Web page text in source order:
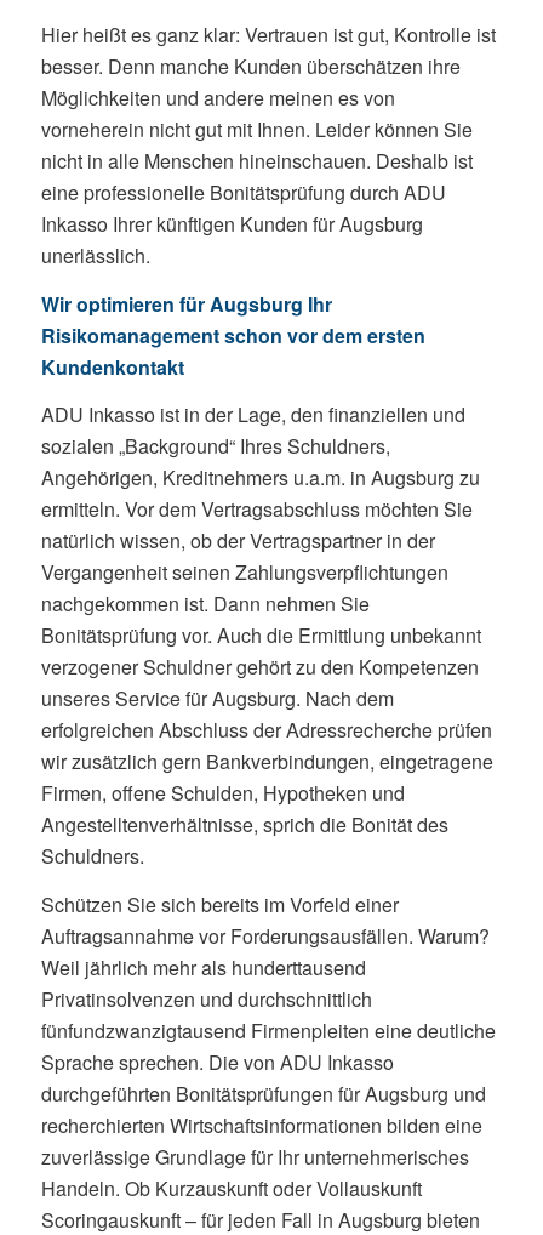
Hier heißt es ganz klar: Vertrauen ist gut, Kontrolle ist
besser. Denn manche Kunden überschätzen ihre
Möglichkeiten und andere meinen es von
vorneherein nicht gut mit Ihnen. Leider können Sie
nicht in alle Menschen hineinschauen. Deshalb ist
eine professionelle Bonitätsprüfung durch ADU
Inkasso Ihrer künftigen Kunden für Augsburg
unerlässlich.
Wir optimieren für Augsburg Ihr
Risikomanagement schon vor dem ersten
Kundenkontakt
ADU Inkasso ist in der Lage, den finanziellen und
sozialen „Background“ Ihres Schuldners,
Angehörigen, Kreditnehmers u.a.m. in Augsburg zu
ermitteln. Vor dem Vertragsabschluss möchten Sie
natürlich wissen, ob der Vertragspartner in der
Vergangenheit seinen Zahlungsverpflichtungen
nachgekommen ist. Dann nehmen Sie
Bonitätsprüfung vor. Auch die Ermittlung unbekannt
verzogener Schuldner gehört zu den Kompetenzen
unseres Service für Augsburg. Nach dem
erfolgreichen Abschluss der Adressrecherche prüfen
wir zusätzlich gern Bankverbindungen, eingetragene
Firmen, offene Schulden, Hypotheken und
Angestelltenverhältnisse, sprich die Bonität des
Schuldners.
Schützen Sie sich bereits im Vorfeld einer
Auftragsannahme vor Forderungsausfällen. Warum?
Weil jährlich mehr als hunderttausend
Privatinsolvenzen und durchschnittlich
fünfundzwanzigtausend Firmenpleiten eine deutliche
Sprache sprechen. Die von ADU Inkasso
durchgeführten Bonitätsprüfungen für Augsburg und
recherchierten Wirtschaftsinformationen bilden eine
zuverlässige Grundlage für Ihr unternehmerisches
Handeln. Ob Kurzauskunft oder Vollauskunft
Scoringauskunft – für jeden Fall in Augsburg bieten